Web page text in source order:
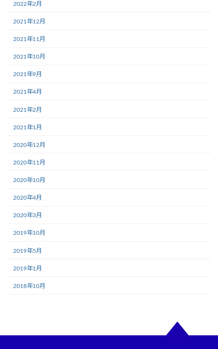
2022年2月
2021年12月
2021年11月
2021年10月
2021年9月
2021年4月
2021年2月
2021年1月
2020年12月
2020年11月
2020年10月
2020年4月
2020年3月
2019年10月
2019年5月
2019年1月
2018年10月